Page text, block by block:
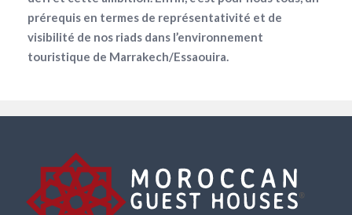
prérequis en termes de représentativité et de
visibilité de nos riads dans l’environnement
touristique de Marrakech/Essaouira.